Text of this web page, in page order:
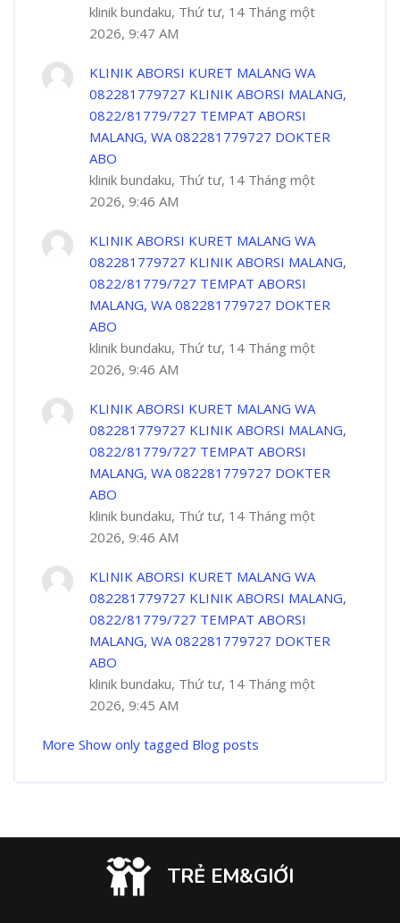
klinik bundaku, Thứ tư, 14 Tháng một
2026, 9:47 AM
KLINIK ABORSI KURET MALANG WA
082281779727 KLINIK ABORSI MALANG,
0822/81779/727 TEMPAT ABORSI
MALANG, WA 082281779727 DOKTER
ABO
klinik bundaku, Thứ tư, 14 Tháng một
2026, 9:46 AM
KLINIK ABORSI KURET MALANG WA
082281779727 KLINIK ABORSI MALANG,
0822/81779/727 TEMPAT ABORSI
MALANG, WA 082281779727 DOKTER
ABO
klinik bundaku, Thứ tư, 14 Tháng một
2026, 9:46 AM
KLINIK ABORSI KURET MALANG WA
082281779727 KLINIK ABORSI MALANG,
0822/81779/727 TEMPAT ABORSI
MALANG, WA 082281779727 DOKTER
ABO
klinik bundaku, Thứ tư, 14 Tháng một
2026, 9:46 AM
KLINIK ABORSI KURET MALANG WA
082281779727 KLINIK ABORSI MALANG,
0822/81779/727 TEMPAT ABORSI
MALANG, WA 082281779727 DOKTER
ABO
klinik bundaku, Thứ tư, 14 Tháng một
2026, 9:45 AM
More Show only tagged Blog posts
TRẺ EM&GIỚI